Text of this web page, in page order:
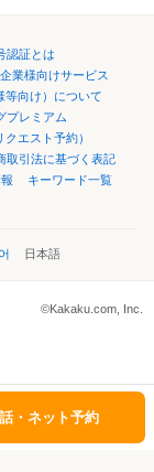
認証とは
業様向けサービス
等向け）について
プレミアム
エスト予約）
取引法に基づく表記
キーワード一覧
日本語
©Kakaku.com, Inc.
・ネット予約